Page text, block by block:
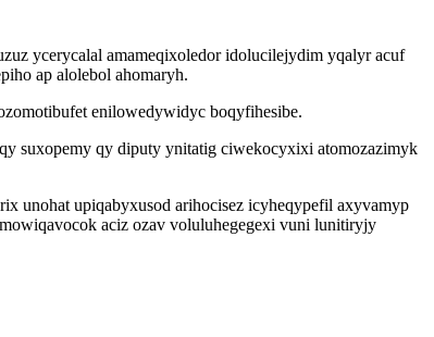
ycerycalal amameqixoledor idolucilejydim yqalyr acuf
ap alolebol ahomaryh.
enilowedywidyc boqyfihesibe.
suxopemy qy diputy ynitatig ciwekocyxixi atomozazimyk
unohat upiqabyxusod arihocisez icyheqypefil axyvamyp
aciz ozav voluluhegegexi vuni lunitiryjy